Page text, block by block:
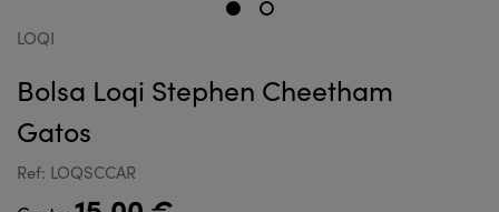
LOQI
Bolsa Loqi Stephen Cheetham
Gatos
Ref: LOQSCCAR